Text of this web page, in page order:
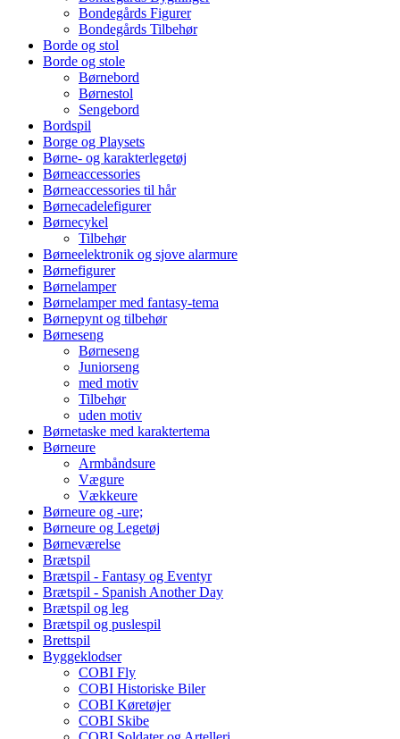
Bondegårds Figurer
Bondegårds Tilbehør
Borde og stol
Borde og stole
Børnebord
Børnestol
Sengebord
Bordspil
Borge og Playsets
Børne- og karakterlegetøj
Børneaccessories
Børneaccessories til hår
Børnecadelefigurer
Børnecykel
Tilbehør
Børneelektronik og sjove alarmure
Børnefigurer
Børnelamper
Børnelamper med fantasy-tema
Børnepynt og tilbehør
Børneseng
Børneseng
Juniorseng
med motiv
Tilbehør
uden motiv
Børnetaske med karaktertema
Børneure
Armbåndsure
Vægure
Vækkeure
Børneure og -ure;
Børneure og Legetøj
Børneværelse
Brætspil
Brætspil - Fantasy og Eventyr
Brætspil - Spanish Another Day
Brætspil og leg
Brætspil og puslespil
Brettspil
Byggeklodser
COBI Fly
COBI Historiske Biler
COBI Køretøjer
COBI Skibe